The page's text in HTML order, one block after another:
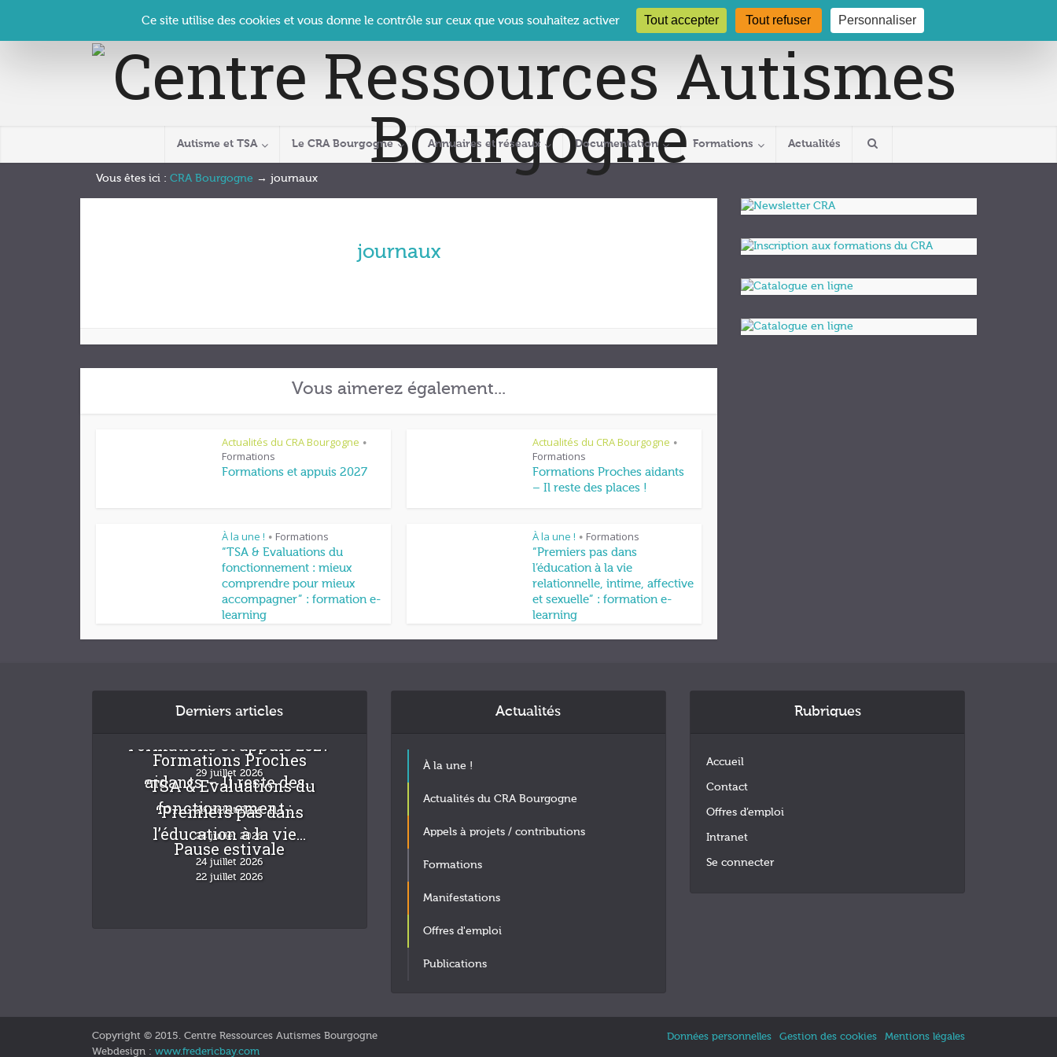
Contact Se connecter | CRA Bourgogne – Le Clos des Présidents – 19-21 rue Coty – 21 000 DIJON cra@crabourgogne.org 03 80 29 54 19
Autisme et TSA Le CRA Bourgogne Annuaires et réseaux Documentation Formations Actualités
Vous êtes ici : CRA Bourgogne → journaux
journaux
Vous aimerez également...
Actualités du CRA Bourgogne •
Formations
Formations et appuis 2027
Actualités du CRA Bourgogne •
Formations
Formations Proches aidants
– Il reste des places !
À la une ! • Formations
“TSA & Evaluations du
fonctionnement : mieux
comprendre pour mieux
accompagner” : formation e-
learning
À la une ! • Formations
“Premiers pas dans
l’éducation à la vie
relationnelle, intime, affective
et sexuelle” : formation e-
learning
Derniers articles
Formations et appuis 2027
29 juillet 2026
Formations Proches
aidants – Il reste des...
24 juillet 2026
“TSA & Evaluations du
fonctionnement :...
24 juillet 2026
“Premiers pas dans
l’éducation à la vie...
24 juillet 2026
Pause estivale
22 juillet 2026
Actualités
À la une !
Actualités du CRA Bourgogne
Appels à projets / contributions
Formations
Manifestations
Offres d'emploi
Publications
Rubriques
Accueil
Contact
Offres d’emploi
Intranet
Se connecter
Copyright © 2015. Centre Ressources Autismes Bourgogne
Webdesign : www.fredericbay.com
Données personnelles Gestion des cookies Mentions légales
Ce site utilise des cookies et vous donne le contrôle sur ceux que vous souhaitez activer Tout accepter Tout refuser Personnaliser